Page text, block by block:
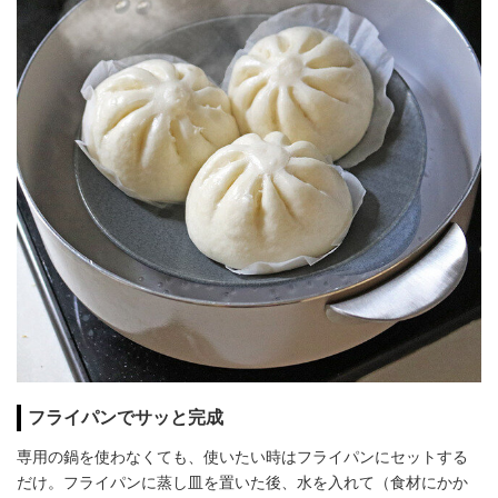
フライパンでサッと完成
専用の鍋を使わなくても、使いたい時はフライパンにセットする
だけ。フライパンに蒸し皿を置いた後、水を入れて（食材にかか